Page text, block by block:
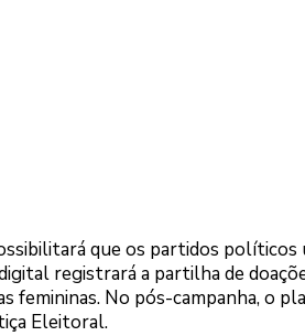
que os partidos políticos
registrará a partilha de
femininas. No pós-campanha, o
Eleitoral.